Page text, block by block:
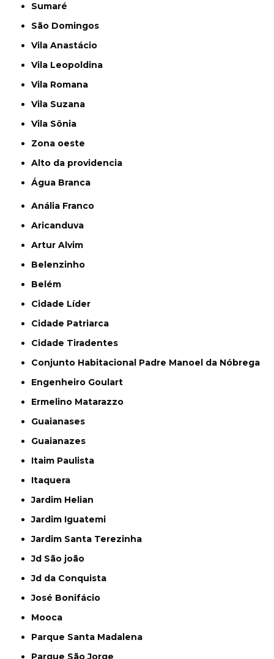
Sumaré
São Domingos
Vila Anastácio
Vila Leopoldina
Vila Romana
Vila Suzana
Vila Sônia
Zona oeste
alto da providencia
Água Branca
Anália Franco
Aricanduva
Artur Alvim
Belenzinho
Belém
Cidade Líder
Cidade Patriarca
Cidade Tiradentes
Conjunto Habitacional Padre Manoel da Nóbrega
Engenheiro Goulart
Ermelino Matarazzo
Guaianases
Guaianazes
Itaim Paulista
Itaquera
Jardim Helian
Jardim Iguatemi
Jardim Santa Terezinha
Jd São joão
Jd da Conquista
José Bonifácio
Mooca
Parque Santa Madalena
Parque São Jorge